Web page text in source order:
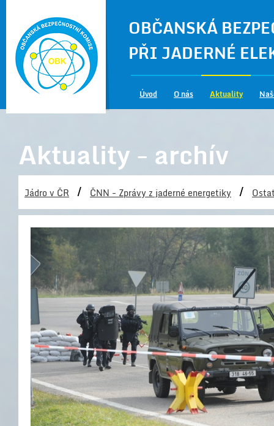
OBČANSKÁ
PŘI JADERNÉ
Úvod O nás Aktuality
Aktuality - archív
Jádro v ČR / ČNN - Zprávy z jaderné energetiky /